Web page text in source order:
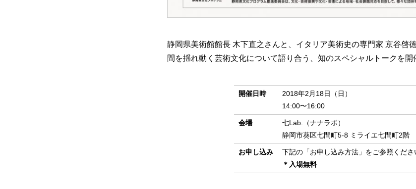
静岡県美術館館長 木下直之さんと、イタリア美術史の専門家 京谷啓
間を揺れ動く芸術文化について語り合う、知のスペシャルトークを開
開催日時
2018年2月18日（日）
14:00〜16:00
会場
七Lab.（ナナラボ）
静岡市葵区七間町5-8 ミライエ七間町2階
お申し込み
下記の「お申し込み方法」をご参照くださ
＊入場無料